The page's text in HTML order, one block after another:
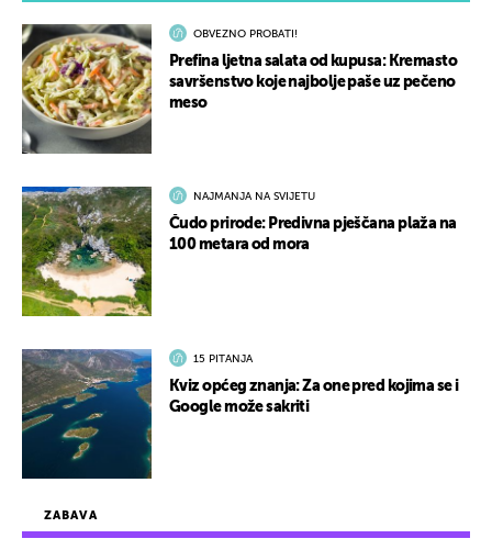
ZABAVA
OBVEZNO PROBATI!
Prefina ljetna salata od kupusa: Kremasto
savršenstvo koje najbolje paše uz pečeno
meso
NAJMANJA NA SVIJETU
Čudo prirode: Predivna pješčana plaža na
100 metara od mora
15 PITANJA
Kviz općeg znanja: Za one pred kojima se i
Google može sakriti